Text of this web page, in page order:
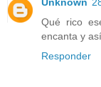
Qué rico
encanta y
Responder